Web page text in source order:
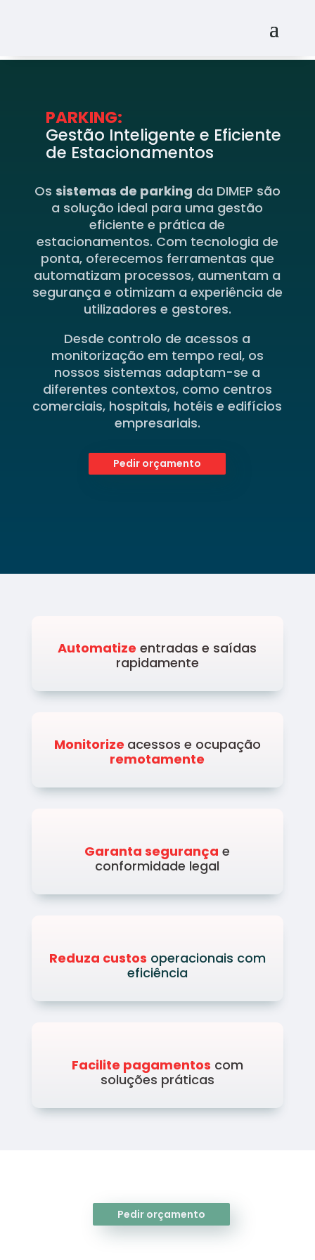
PARKING:
Gestão Inteligente e Eficiente
de Estacionamentos
Os sistemas de parking da DIMEP são
a solução ideal para uma gestão
eficiente e prática de
estacionamentos. Com tecnologia de
ponta, oferecemos ferramentas que
automatizam processos, aumentam a
segurança e otimizam a experiência de
utilizadores e gestores.
Desde controlo de acessos a
monitorização em tempo real, os
nossos sistemas adaptam-se a
diferentes contextos, como centros
comerciais, hospitais, hotéis e edifícios
empresariais.
Pedir orçamento
Automatize entradas e saídas
rapidamente
Monitorize acessos e ocupação
remotamente
Garanta segurança e
conformidade legal
Reduza custos operacionais com
eficiência
Facilite pagamentos com
soluções práticas
Pedir orçamento